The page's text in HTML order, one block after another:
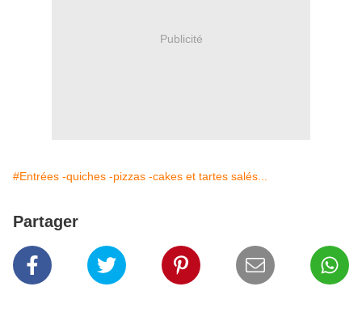
Publicité
#Entrées -quiches -pizzas -cakes et tartes salés...
Partager